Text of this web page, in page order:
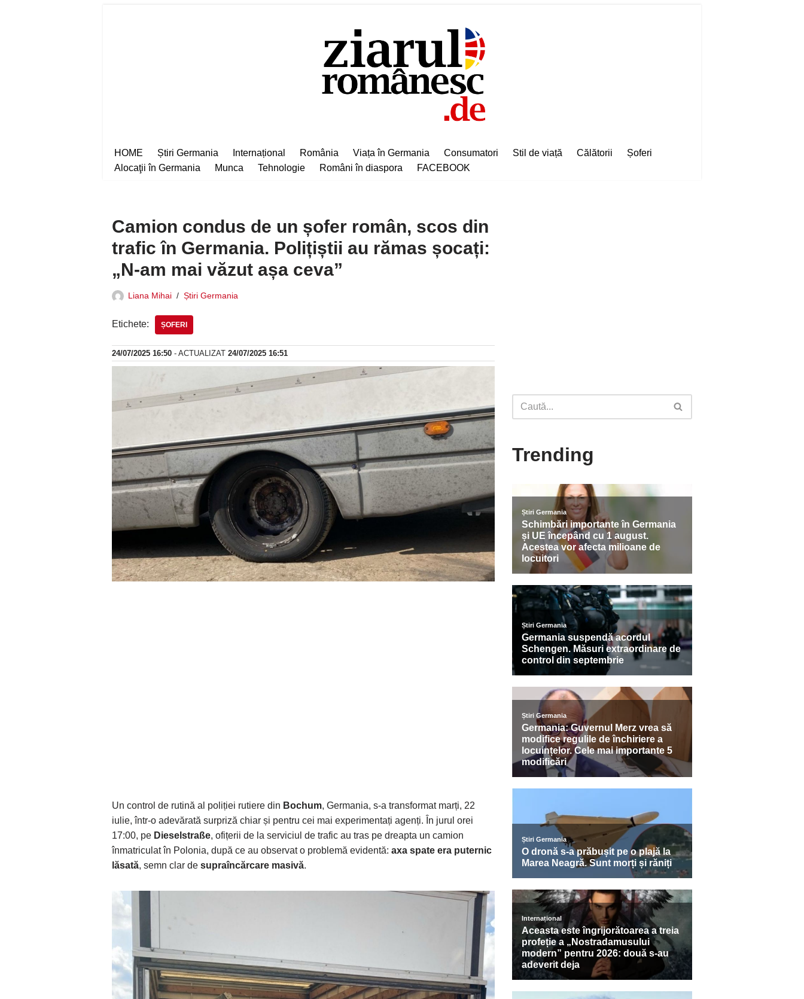
HOME Știri Germania Internațional România Viața în Germania Consumatori Stil de viață Călătorii
Șoferi
Alocaţii în Germania
Munca Tehnologie Români în diaspora FACEBOOK
Camion condus de un șofer român, scos din
trafic în Germania. Polițiștii au rămas șocați:
„N-am mai văzut așa ceva”
Liana Mihai Știri Germania
Etichete: ȘOFERI
24/07/2025 16:50 - ACTUALIZAT 24/07/2025 16:51
Un control de rutină al poliției rutiere din Bochum, Germania, s-a transformat marți, 22
iulie, într-o adevărată surpriză chiar și pentru cei mai experimentați agenți. În jurul orei
17:00, pe Dieselstraße, ofițerii de la serviciul de trafic au tras pe dreapta un camion
înmatriculat în Polonia, după ce au observat o problemă evidentă: axa spate era puternic
lăsată, semn clar de supraîncărcare masivă.
Trending